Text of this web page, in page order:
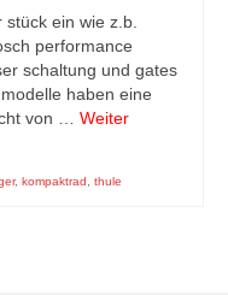
ein wie z.b.
performance
schaltung und gates
haben eine
von … Weiter
, kompaktrad thule